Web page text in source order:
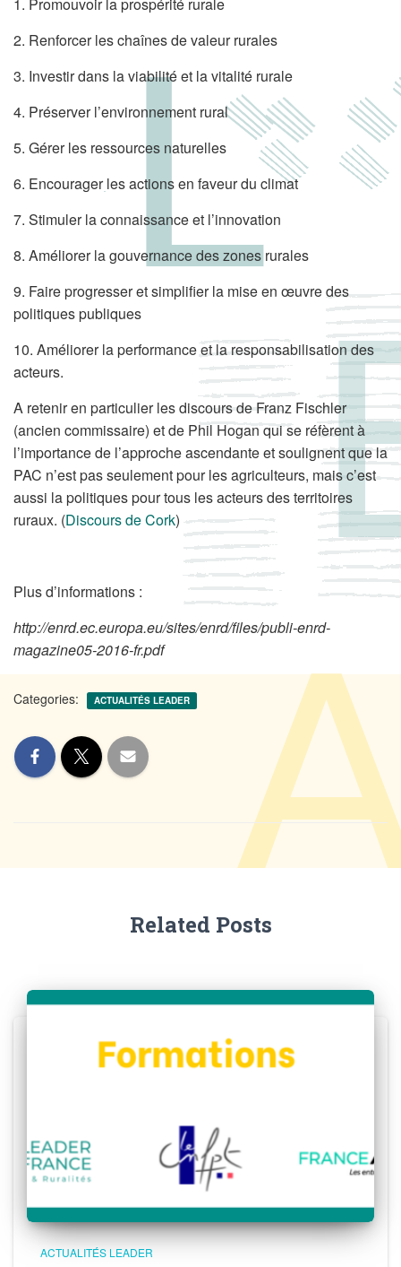
2. Renforcer les chaînes de valeur rurales
3. Investir dans la viabilité et la vitalité rurale
4. Préserver l’environnement rural
5. Gérer les ressources naturelles
6. Encourager les actions en faveur du climat
7. Stimuler la connaissance et l’innovation
8. Améliorer la gouvernance des zones rurales
9. Faire progresser et simplifier la mise en œuvre des
politiques publiques
10. Améliorer la performance et la responsabilisation des
acteurs.
A retenir en particulier les discours de Franz Fischler
(ancien commissaire) et de Phil Hogan qui se réfèrent à
l’importance de l’approche ascendante et soulignent que la
PAC n’est pas seulement pour les agriculteurs, mais c’est
aussi la politiques pour tous les acteurs des territoires
ruraux. (Discours de Cork)
Plus d’informations :
http://enrd.ec.europa.eu/sites/enrd/files/publi-enrd-
magazine05-2016-fr.pdf
Categories: ACTUALITÉS LEADER
Related Posts
ACTUALITÉS LEADER